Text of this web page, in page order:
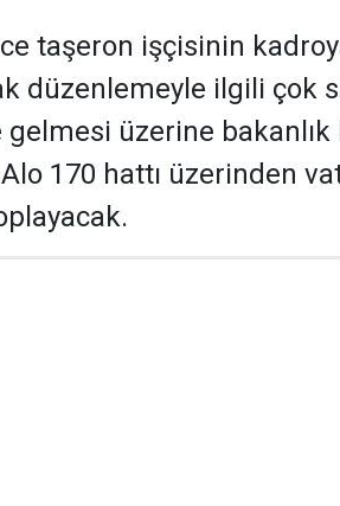
taşeron işçisinin
düzenlemeyle ilgili çok
üzerine
Alo 170 hattı üzerinden